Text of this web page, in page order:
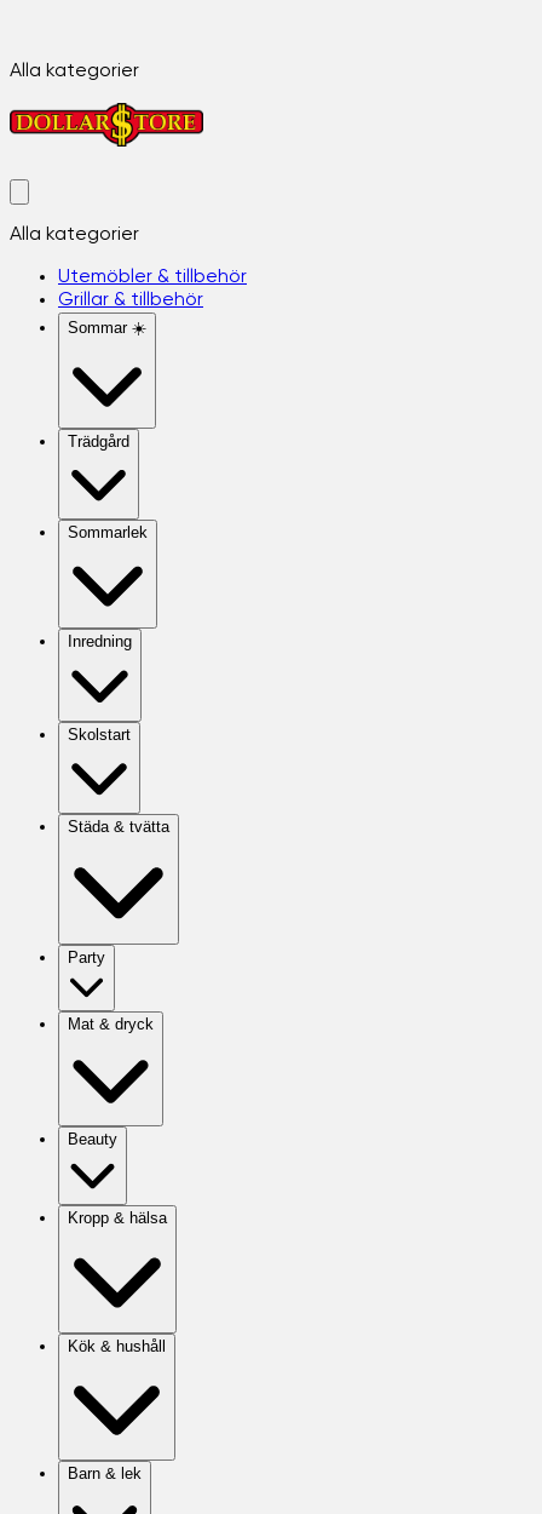
Alla kategorier
Alla kategorier
Utemöbler & tillbehör
Grillar & tillbehör
Sommar ☀️
Trädgård
Sommarlek
Inredning
Skolstart
Städa & tvätta
Party
Mat & dryck
Beauty
Kropp & hälsa
Kök & hushåll
Barn & lek